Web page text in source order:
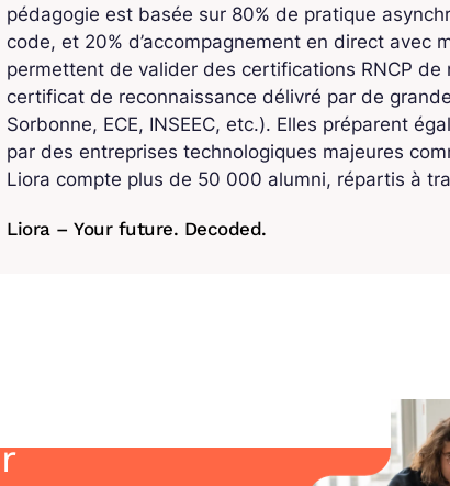
pédagogie est basée sur 80% de pratique
code, et 20% d’accompagnement en direct avec
permettent de valider des certifications RNCP de
certificat de reconnaissance délivré par de
Sorbonne, ECE, INSEEC, etc.). Elles préparent
par des entreprises technologiques majeures
Liora compte plus de 50 000 alumni, répartis à
Liora – Your future. Decoded.